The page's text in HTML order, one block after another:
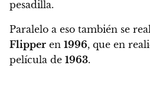
pesadilla.
Paralelo a eso también se
Flipper en 1996, que en
película de 1963.